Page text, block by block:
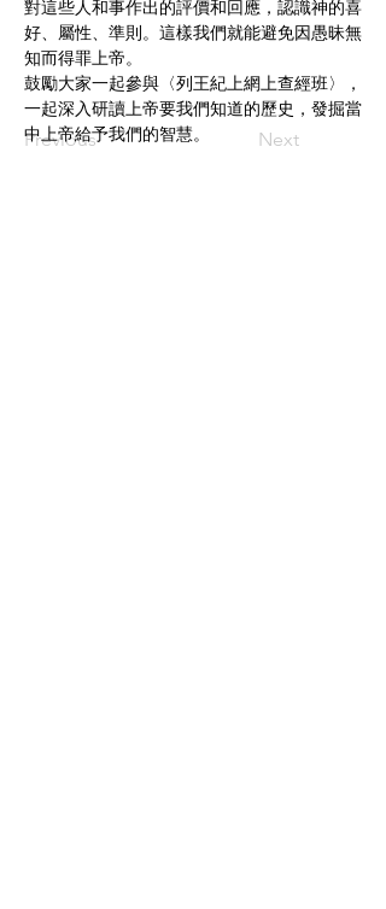
Previous Next
對這些人和事作出的評價和回應，認識神的喜
好、屬性、準則。這樣我們就能避免因愚昧無
知而得罪上帝。
鼓勵大家一起參與〈列王紀上網上查經班〉，
一起深入研讀上帝要我們知道的歷史，發掘當
中上帝給予我們的智慧。